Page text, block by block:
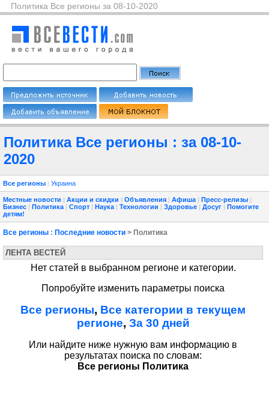
Политика Все регионы за 08-10-2020
Политика Все регионы : за 08-10-
2020
Все регионы | Украина
Местные новости | Акции и скидки | Объявления | Афиша | Пресс-релизы |
Бизнес | Политика | Спорт | Наука | Технологии | Здоровье | Досуг | Помогите
детям!
Все регионы : Последние новости > Политика
ЛЕНТА ВЕСТЕЙ
Нет статей в выбранном регионе и категории.
Попробуйте изменить параметры поиска
Все регионы, Все категории в текущем
регионе, За 30 дней
Или найдите ниже нужную вам информацию в
результатах поиска по словам:
Все регионы Политика